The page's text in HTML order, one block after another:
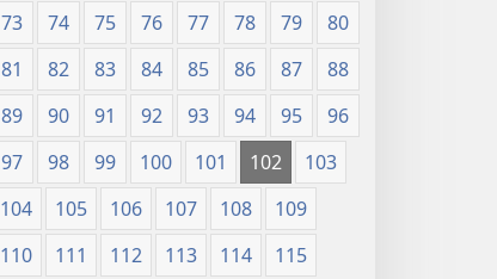
73
74 75 76 77 78 79
80
81
82 83 84 85 86 87
88
89
90 91 92 93 94 95
96
97
98 99 100 101 102
103
104
105 106 107 108
109
110
111 112 113 114
115